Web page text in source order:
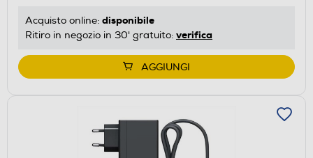
Acquisto online: disponibile
Ritiro in negozio in 30' gratuito: verifica
AGGIUNGI